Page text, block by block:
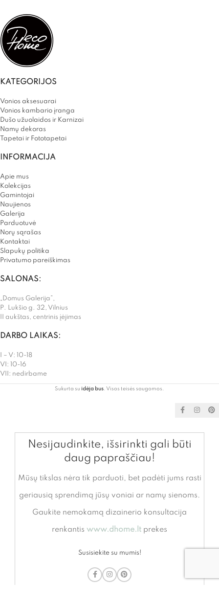
KATEGORIJOS
Vonios aksesuarai
Vonios kambario įranga
Dušo užuolaidos ir Karnizai
Namų dekoras
Tapetai ir Fototapetai
INFORMACIJA
Apie mus
Kolekcijas
Gamintojai
Naujienos
Galerija
Parduotuvė
Norų sąrašas
Kontaktai
Slapukų politika
Privatumo pareiškimas
SALONAS:
„Domus Galerija”,
P. Lukšio g. 32, Vilnius
II aukštas, centrinis įėjimas
DARBO LAIKAS:
I – V: 10-18
VI: 10-16
VII: nedirbame
Sukurta su idėja bus . Visos teisės saugomos.
Nesijaudinkite, išsirinkti gali būti
daug papraščiau!
Mūsų tikslas nėra tik parduoti, bet padėti jums rasti
geriausią sprendimą jūsų voniai ar namų sienoms.
Gaukite nemokamą dizainerio konsultacija
renkantis www.dhome.lt prekes
Susisiekite su mumis!